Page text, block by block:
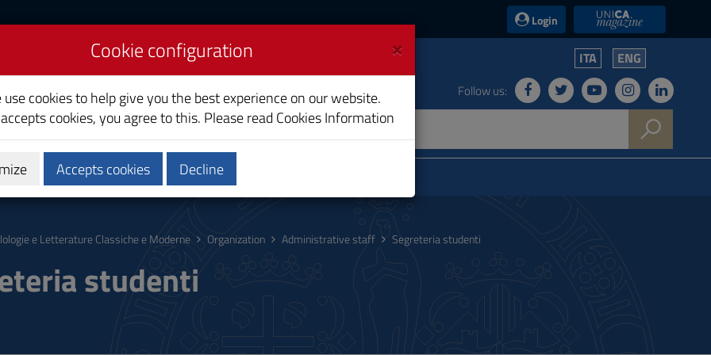
Login UniCA News
Philology and ITA ENG
Follow us:
Calendars and Timetable
e Letterature Classiche e Moderne Organization Administrative staff Segreteria studenti
studenti
×
Cookie configuration
use cookies to help give you the best experience on our website.
cookies, you agree to this. Please read Cookies Information
Accepts cookies Decline